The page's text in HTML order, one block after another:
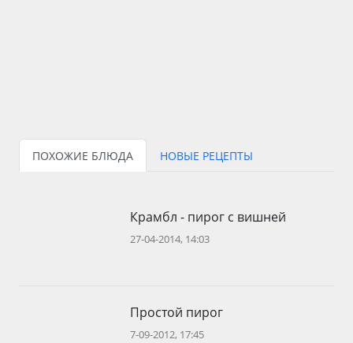
ПОХОЖИЕ БЛЮДА НОВЫЕ РЕЦЕПТЫ
Крамбл - пирог с вишней
27-04-2014, 14:03
Простой пирог
7-09-2012, 17:45